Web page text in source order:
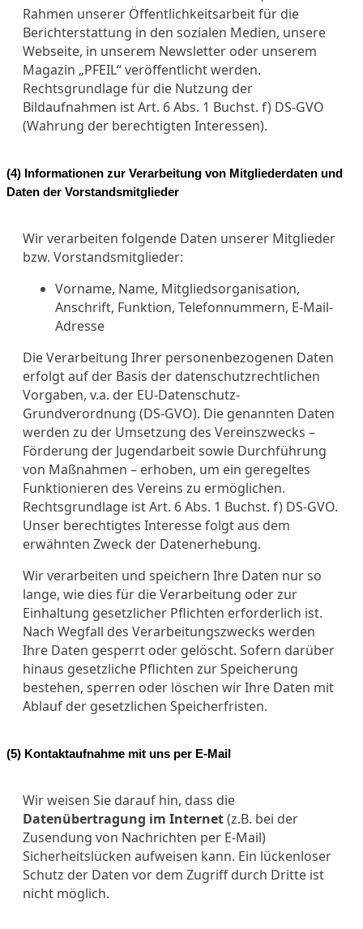
Rahmen unserer Öffentlichkeitsarbeit für die
Berichterstattung in den sozialen Medien, unsere
Webseite, in unserem Newsletter oder unserem
Magazin „PFEIL“ veröffentlicht werden.
Rechtsgrundlage für die Nutzung der
Bildaufnahmen ist Art. 6 Abs. 1 Buchst. f) DS-GVO
(Wahrung der berechtigten Interessen).
(4) Informationen zur Verarbeitung von Mitgliederdaten und
Daten der Vorstandsmitglieder
Wir verarbeiten folgende Daten unserer Mitglieder
bzw. Vorstandsmitglieder:
Vorname, Name, Mitgliedsorganisation,
Anschrift, Funktion, Telefonnummern, E-Mail-
Adresse
Die Verarbeitung Ihrer personenbezogenen Daten
erfolgt auf der Basis der datenschutzrechtlichen
Vorgaben, v.a. der EU-Datenschutz-
Grundverordnung (DS-GVO). Die genannten Daten
werden zu der Umsetzung des Vereinszwecks –
Förderung der Jugendarbeit sowie Durchführung
von Maßnahmen – erhoben, um ein geregeltes
Funktionieren des Vereins zu ermöglichen.
Rechtsgrundlage ist Art. 6 Abs. 1 Buchst. f) DS-GVO.
Unser berechtigtes Interesse folgt aus dem
erwähnten Zweck der Datenerhebung.
Wir verarbeiten und speichern Ihre Daten nur so
lange, wie dies für die Verarbeitung oder zur
Einhaltung gesetzlicher Pflichten erforderlich ist.
Nach Wegfall des Verarbeitungszwecks werden
Ihre Daten gesperrt oder gelöscht. Sofern darüber
hinaus gesetzliche Pflichten zur Speicherung
bestehen, sperren oder löschen wir Ihre Daten mit
Ablauf der gesetzlichen Speicherfristen.
(5) Kontaktaufnahme mit uns per E-Mail
Wir weisen Sie darauf hin, dass die
Datenübertragung im Internet(z.B. bei der
Zusendung von Nachrichten per E-Mail)
Sicherheitslücken aufweisen kann. Ein lückenloser
Schutz der Daten vor dem Zugriff durch Dritte ist
nicht möglich.